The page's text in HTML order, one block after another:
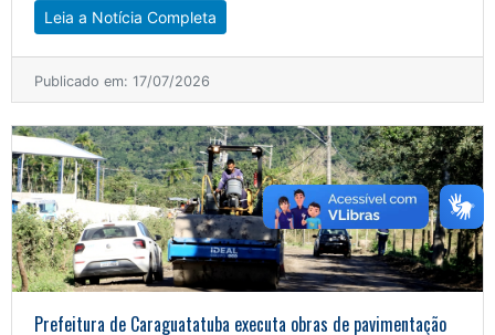
Leia a Notícia Completa
Publicado em: 17/07/2026
Prefeitura de Caraguatatuba executa obras de pavimentação